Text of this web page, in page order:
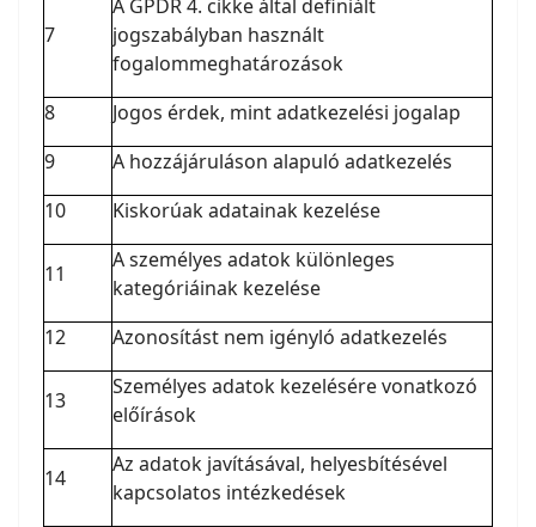
7
A GPDR 4. cikke által definiált
jogszabályban használt
fogalommeghatározások
8
Jogos érdek, mint adatkezelési jogalap
9
A hozzájáruláson alapuló adatkezelés
10
Kiskorúak adatainak kezelése
11
A személyes adatok különleges
kategóriáinak kezelése
12
Azonosítást nem igényló adatkezelés
13
Személyes adatok kezelésére vonatkozó
előírások
14
Az adatok javításával, helyesbítésével
kapcsolatos intézkedések